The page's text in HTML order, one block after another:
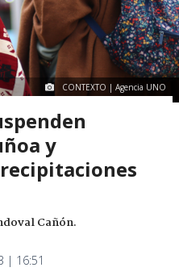
CONTEXTO | Agencia UNO
y
Cañón.
| 16:51